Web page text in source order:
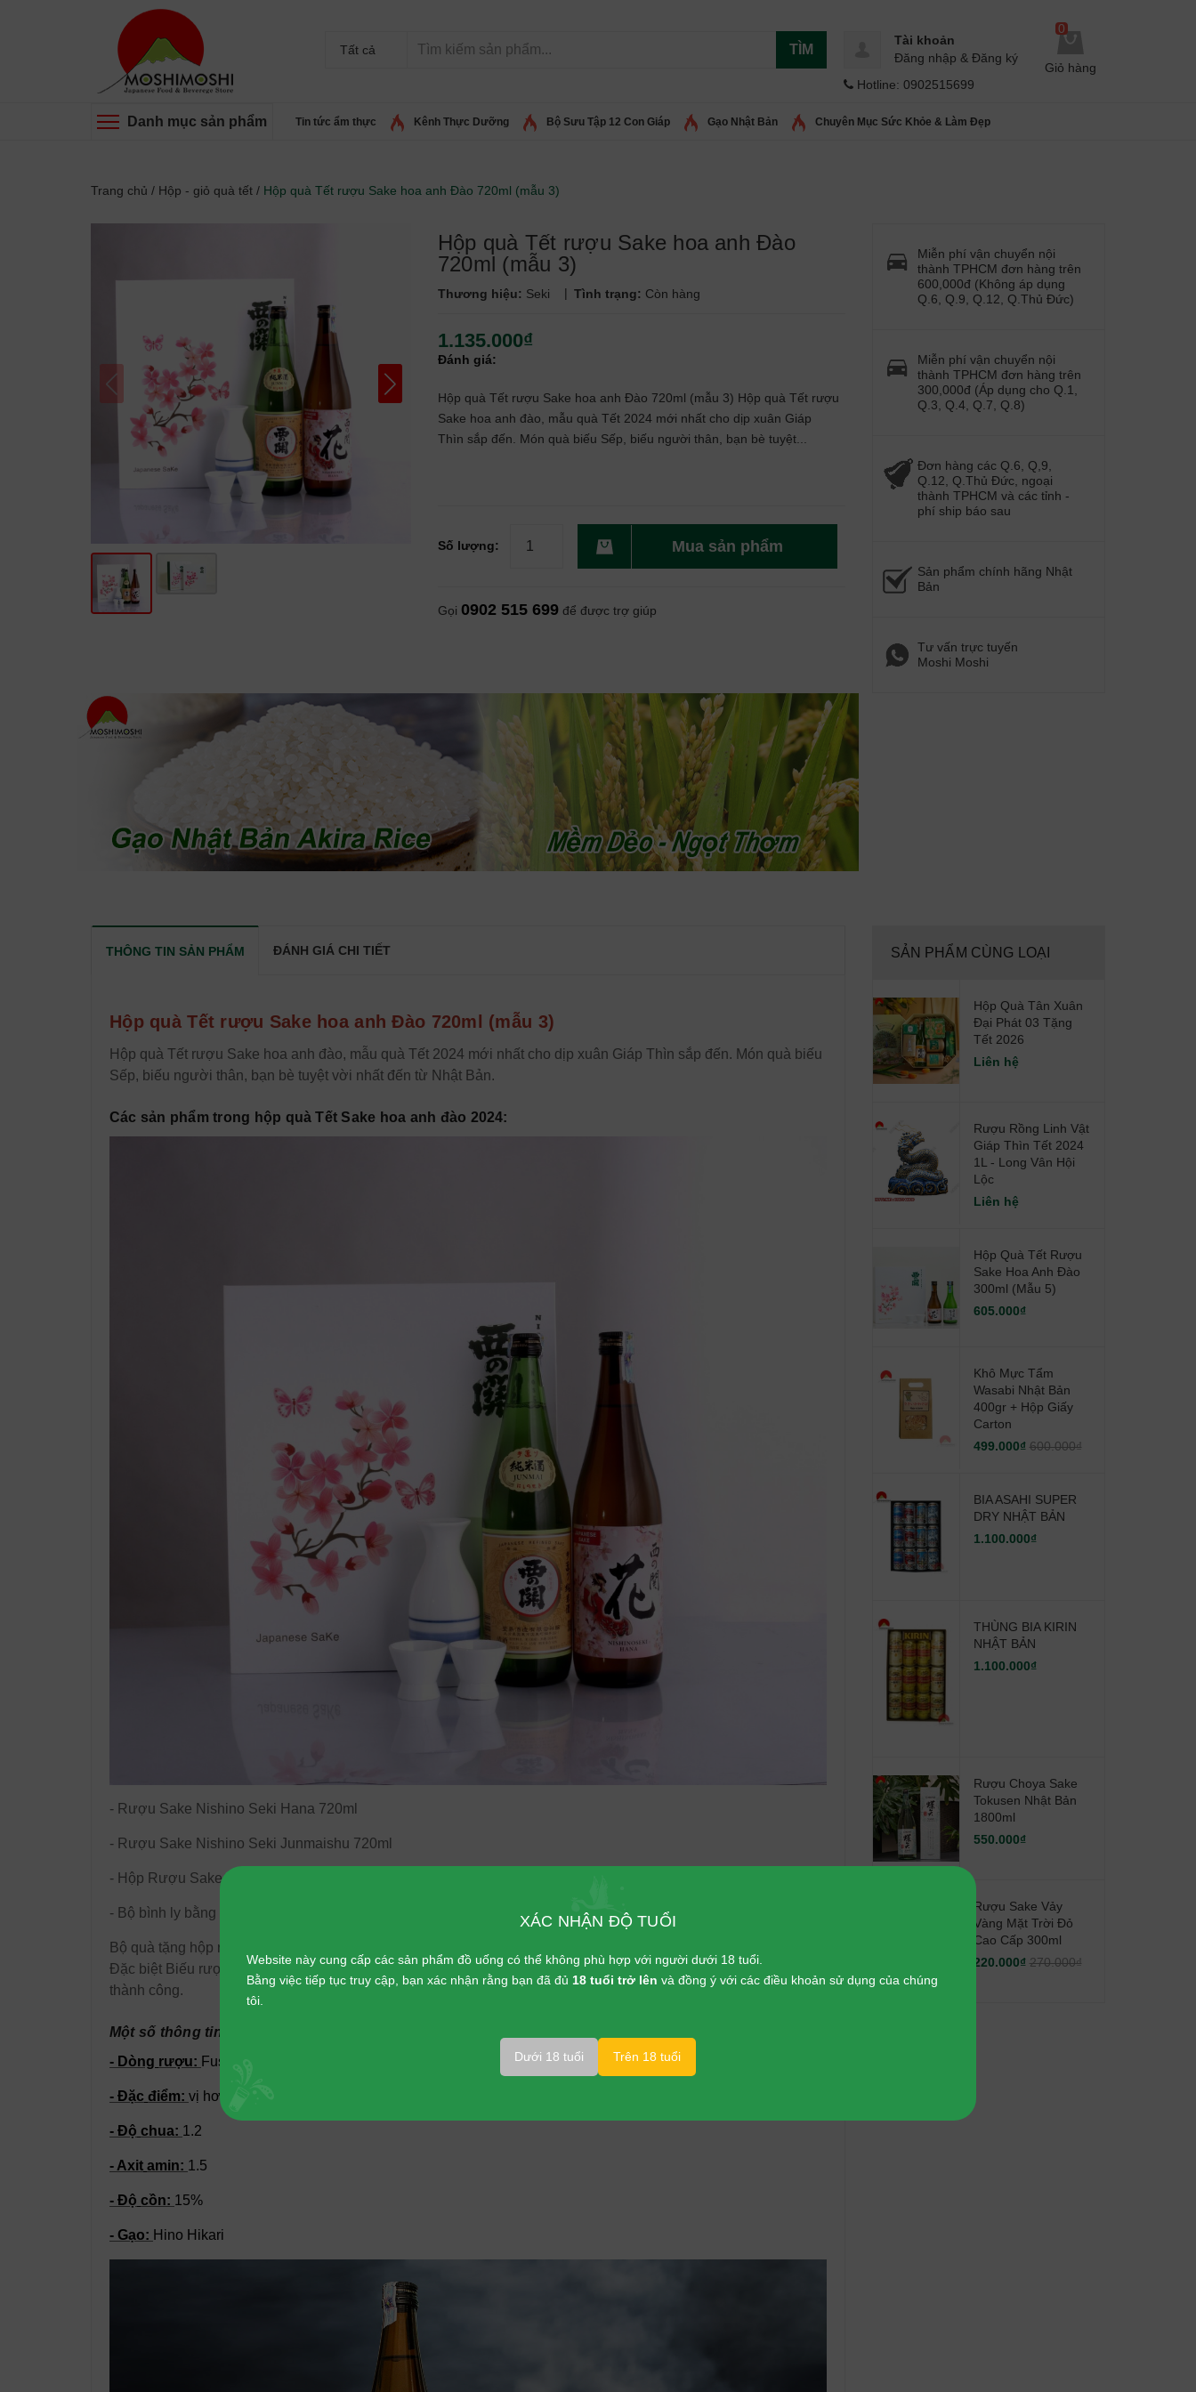
Tất cả TÌM
0
Giỏ hàng
Tài khoản
Đăng nhập & Đăng ký
Hotline: 0902515699
Danh mục sản phẩm Tin tức ẩm thực Kênh Thực Dưỡng Bộ Sưu Tập 12 Con Giáp Gạo Nhật Bản Chuyên Mục Sức Khỏe & Làm Đẹp
Trang chủ / Hộp - giỏ quà tết / Hộp quà Tết rượu Sake hoa anh Đào 720ml (mẫu 3)
Hộp quà Tết rượu Sake hoa anh Đào
720ml (mẫu 3)
Thương hiệu: Seki | Tình trạng: Còn hàng
1.135.000₫
Đánh giá:
Hộp quà Tết rượu Sake hoa anh Đào 720ml (mẫu 3) Hộp quà Tết rượu
Sake hoa anh đào, mẫu quà Tết 2024 mới nhất cho dịp xuân Giáp
Thìn sắp đến. Món quà biếu Sếp, biếu người thân, bạn bè tuyệt...
Số lượng: Mua sản phẩm
Gọi 0902 515 699 để được trợ giúp
Miễn phí vận chuyển nội
thành TPHCM đơn hàng trên
600,000đ (Không áp dụng
Q.6, Q.9, Q.12, Q.Thủ Đức)
Miễn phí vận chuyển nội
thành TPHCM đơn hàng trên
300,000đ (Áp dụng cho Q.1,
Q.3, Q.4, Q.7, Q.8)
Đơn hàng các Q.6, Q,9,
Q.12, Q.Thủ Đức, ngoại
thành TPHCM và các tỉnh -
phí ship báo sau
Sản phẩm chính hãng Nhật
Bản
Tư vấn trực tuyến
Moshi Moshi
THÔNG TIN SẢN PHẨM ĐÁNH GIÁ CHI TIẾT
Hộp quà Tết rượu Sake hoa anh Đào 720ml (mẫu 3)
Hộp quà Tết rượu Sake hoa anh đào, mẫu quà Tết 2024 mới nhất cho dịp xuân Giáp Thìn sắp đến. Món quà biếu
Sếp, biếu người thân, bạn bè tuyệt vời nhất đến từ Nhật Bản.
Các sản phẩm trong hộp quà Tết Sake hoa anh đào 2024:
- Rượu Sake Nishino Seki Hana 720ml
- Rượu Sake Nishino Seki Junmaishu 720ml
- Hộp Rượu Sake Hoa Anh Đào trang nhã.
- Bộ bình ly bằng sứ men trắng chuẩn Nhật.
Bộ quà tặng hộp rượu Sake Hoa Anh Đào Tết 2021 vô cùng phù hợp để biếu Sếp, người thân hay đồng nghiệp...
Đặc biệt Biếu rượu Nhật vào ngày Tết còn mang ý nghĩa sức khỏe và thịnh vượng, mong cho một năm mới nhiều
thành công.
Một số thông tin về dòng rượu Tết Sake Nishino Seki Hana:
- Dòng rượu: Fustushu
- Đặc điểm: vị hơi ngọt
- Độ chua: 1.2
- Axit amin: 1.5
- Độ cồn: 15%
- Gạo: Hino Hikari
SẢN PHẨM CÙNG LOẠI
Hộp Quà Tân Xuân
Đại Phát 03 Tặng
Tết 2026
Liên hệ
Rượu Rồng Linh Vật
Giáp Thìn Tết 2024
1L - Long Vân Hội
Lộc
Liên hệ
Hộp Quà Tết Rượu
Sake Hoa Anh Đào
300ml (mẫu 5)
605.000₫
Khô Mực Tẩm
Wasabi Nhật Bản
400gr + Hộp Giấy
Carton
499.000₫ 600.000₫
BIA ASAHI SUPER
DRY NHẬT BẢN
1.100.000₫
THÙNG BIA KIRIN
NHẬT BẢN
1.100.000₫
Rượu Choya Sake
Tokusen Nhật Bản
1800ml
550.000₫
Rượu Sake Vảy
Vàng Mặt Trời Đỏ
Cao Cấp 300ml
220.000₫ 270.000₫
XÁC NHẬN ĐỘ TUỔI
Website này cung cấp các sản phẩm đồ uống có thể không phù hợp với người dưới 18 tuổi.
Bằng việc tiếp tục truy cập, bạn xác nhận rằng bạn đã đủ 18 tuổi trở lên và đồng ý với các điều khoản sử dụng của chúng
tôi.
Dưới 18 tuổi Trên 18 tuổi